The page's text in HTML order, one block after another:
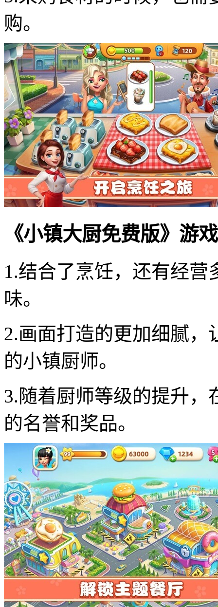
购。
《小镇大厨免费版》游
1.结合了烹饪，还有经
味。
2.画面打造的更加细腻
的小镇厨师。
3.随着厨师等级的提升
的名誉和奖品。